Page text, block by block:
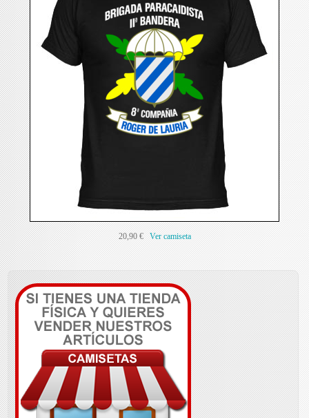
20,90 € Ver camiseta